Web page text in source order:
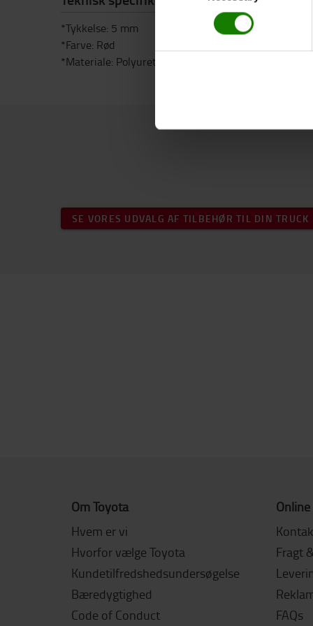
*Tykkelse: 5 mm
*Farve: Rød
*Materiale: Polyuretan
SE VORES UDVALG AF TILBEHØR TIL DIN TRUCK
Om Toyota
Hvem er vi
Hvorfor vælge Toyota
Kundetilfredshedsundersøgelse
Bæredygtighed
Code of Conduct
Fragt
FAQs